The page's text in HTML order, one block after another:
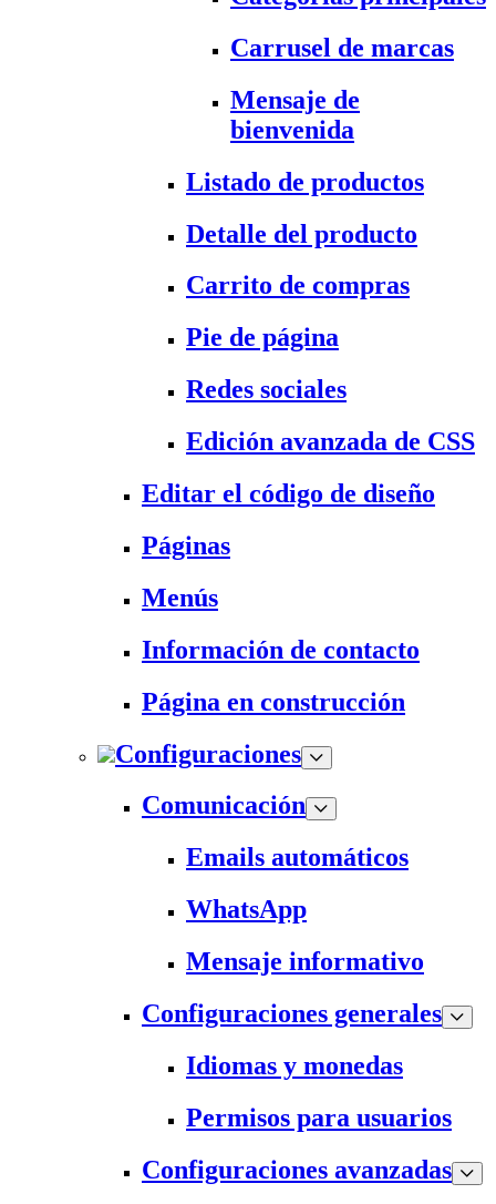
Carrusel de marcas
Mensaje de
bienvenida
Listado de productos
Detalle del producto
Carrito de compras
Pie de página
Redes sociales
Edición avanzada de CSS
Editar el código de diseño
Páginas
Menús
Información de contacto
Página en construcción
Configuraciones
Comunicación
Emails automáticos
WhatsApp
Mensaje informativo
Configuraciones generales
Idiomas y monedas
Permisos para usuarios
Configuraciones avanzadas